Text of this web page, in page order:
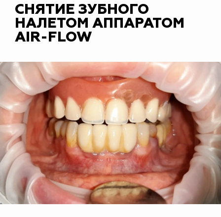
СНЯТИЕ ЗУБНОГО
НАЛЕТОМ АППАРАТОМ
AIR-FLOW